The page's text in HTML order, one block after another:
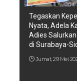
Tegaskan
Nyata, Adela
Adies
di Surabaya-
Jumat, 29 Mei